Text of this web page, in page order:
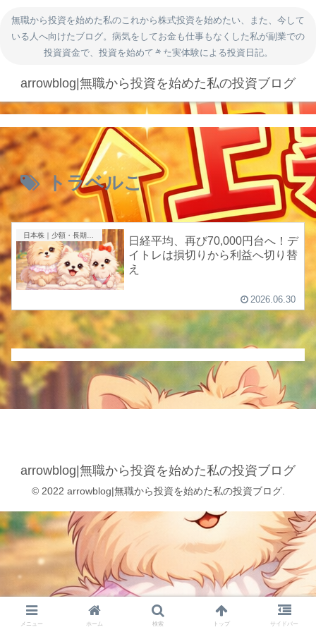
無職から投資を始めた私のこれから株式投資を始めたい、また、今して
いる人へ向けたブログ。病気をしてお金も仕事もなくした私が副業での
投資資金で、投資を始めてきた実体験による投資日記。
arrowblog|無職から投資を始めた私の投資ブログ
トラベルこ
日本株｜少額・長期投資
日経平均、再び70,000円台へ！デ
イトレは損切りから利益へ切り替
え
2026.06.30
arrowblog|無職から投資を始めた私の投資ブログ
© 2022 arrowblog|無職から投資を始めた私の投資ブログ.
メニュー ホーム 検索 トップ サイドバー